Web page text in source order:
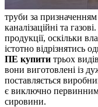
труби за
каналізаційні та
продукції, оскільки
істотно відрізнятись
ПЕ купити трьох
вони виготовлені із
поставляється
є виключно
сировини.